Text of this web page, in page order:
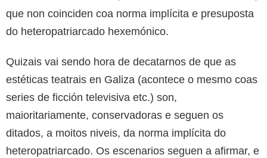
que non coinciden coa norma implícita e presuposta
do heteropatriarcado hexemónico.
Quizais vai sendo hora de decatarnos de que as
estéticas teatrais en Galiza (acontece o mesmo coas
series de ficción televisiva etc.) son,
maioritariamente, conservadoras e seguen os
ditados, a moitos niveis, da norma implícita do
heteropatriarcado. Os escenarios seguen a afirmar, e